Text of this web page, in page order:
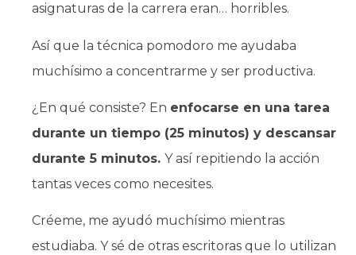
asignaturas de la carrera eran… horribles.
Así que la técnica pomodoro me ayudaba
muchísimo a concentrarme y ser productiva.
¿En qué consiste? En enfocarse en una tarea
durante un tiempo (25 minutos) y descansar
durante 5 minutos. Y así repitiendo la acción
tantas veces como necesites.
Créeme, me ayudó muchísimo mientras
estudiaba. Y sé de otras escritoras que lo utilizan